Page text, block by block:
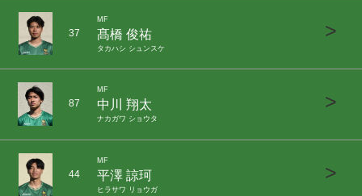
37
MF
髙橋 俊祐
タカハシ シュンスケ
>
87
MF
中川 翔太
ナカガワ ショウタ
>
44
MF
平澤 諒珂
ヒラサワ リョウガ
>